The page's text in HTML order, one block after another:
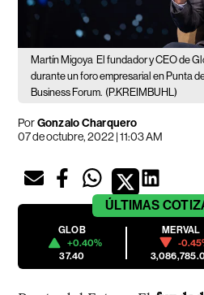
Martín Migoya El fundador y CEO de
durante un foro empresarial en Punta
Business Forum. (P.KREIMBUHL)
PorGonzalo Charquero
07 de octubre, 2022 | 11:03 AM
ÚLTIMAS
GLOB
+0.40%
37.40
MERVAL
-